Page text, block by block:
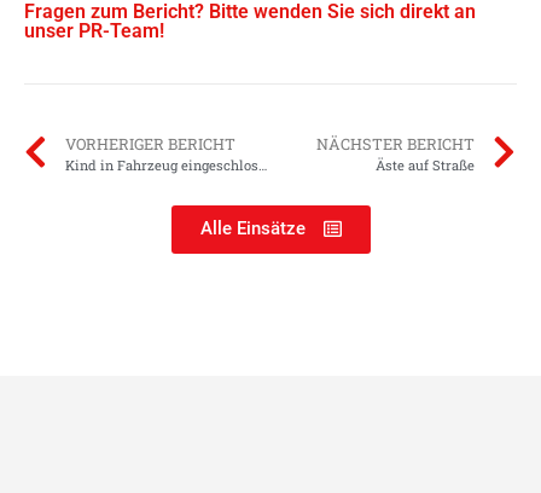
Fragen zum Bericht? Bitte wenden Sie sich direkt an
unser PR-Team!
VORHERIGER BERICHT
Kind in Fahrzeug eingeschlossen
NÄCHSTER BERICHT
Äste auf Straße
Alle Einsätze